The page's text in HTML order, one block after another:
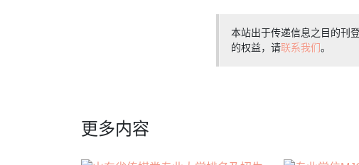
本站出于传递信息之目的刊
的权益，请联系我们。
更多内容